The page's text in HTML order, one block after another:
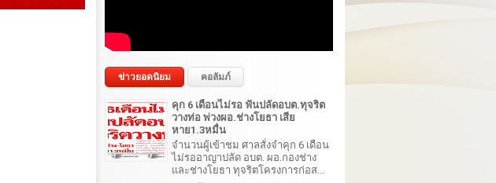
ข่าวยอดนิยม คอลัมภ์
คุก 6 เดือนไม่รอ ฟันปลัดอบต.ทุจริต
วางท่อ พ่วงผอ.ช่างโยธา เสีย
หาย1.3หมื่น
จำนวนผู้เข้าชม ศาลสั่งจำคุก 6 เดือน
ไม่รออาญาปลัด อบต. ผอ.กองช่าง
และช่างโยธา ทุจริตโครงการก่อส...